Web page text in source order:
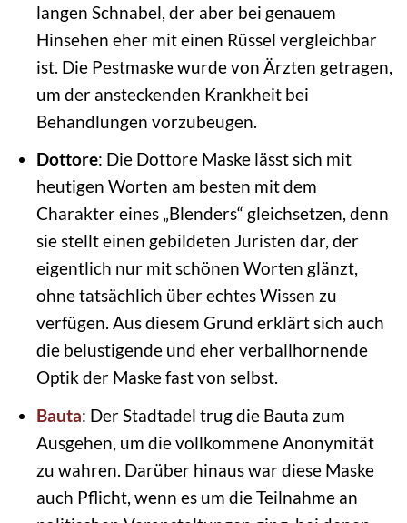
langen Schnabel, der aber bei genauem
Hinsehen eher mit einen Rüssel vergleichbar
ist. Die Pestmaske wurde von Ärzten getragen,
um der ansteckenden Krankheit bei
Behandlungen vorzubeugen.
Dottore: Die Dottore Maske lässt sich mit
heutigen Worten am besten mit dem
Charakter eines „Blenders“ gleichsetzen, denn
sie stellt einen gebildeten Juristen dar, der
eigentlich nur mit schönen Worten glänzt,
ohne tatsächlich über echtes Wissen zu
verfügen. Aus diesem Grund erklärt sich auch
die belustigende und eher verballhornende
Optik der Maske fast von selbst.
Bauta: Der Stadtadel trug die Bauta zum
Ausgehen, um die vollkommene Anonymität
zu wahren. Darüber hinaus war diese Maske
auch Pflicht, wenn es um die Teilnahme an